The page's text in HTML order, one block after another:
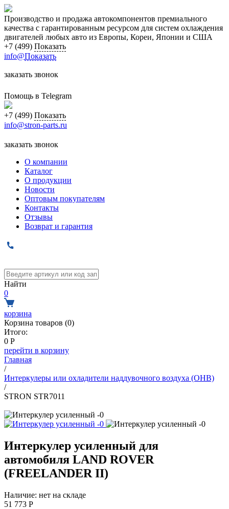
Производство и продажа автокомпонентов премиального
качества с гарантированным ресурсом для систем охлаждения
двигателей любых авто из Европы, Кореи, Японии и США
+7 (499) Показать
info@Показать
заказать звонок
Помощь в Telegram
+7 (499) Показать
info@stron-parts.ru
заказать звонок
О компании
Каталог
О продукции
Новости
Оптовым покупателям
Контакты
Отзывы
Возврат и гарантия
Найти
0
корзина
Корзина товаров (0)
Итого:
0 Р
перейти в корзину
Главная
/
Интеркулеры или охладители наддувочного воздуха (ОНВ)
/
STRON STR7011
Интеркулер усиленный для
автомобиля LAND ROVER
(FREELANDER II)
Наличие: нет на складе
51 773 Р